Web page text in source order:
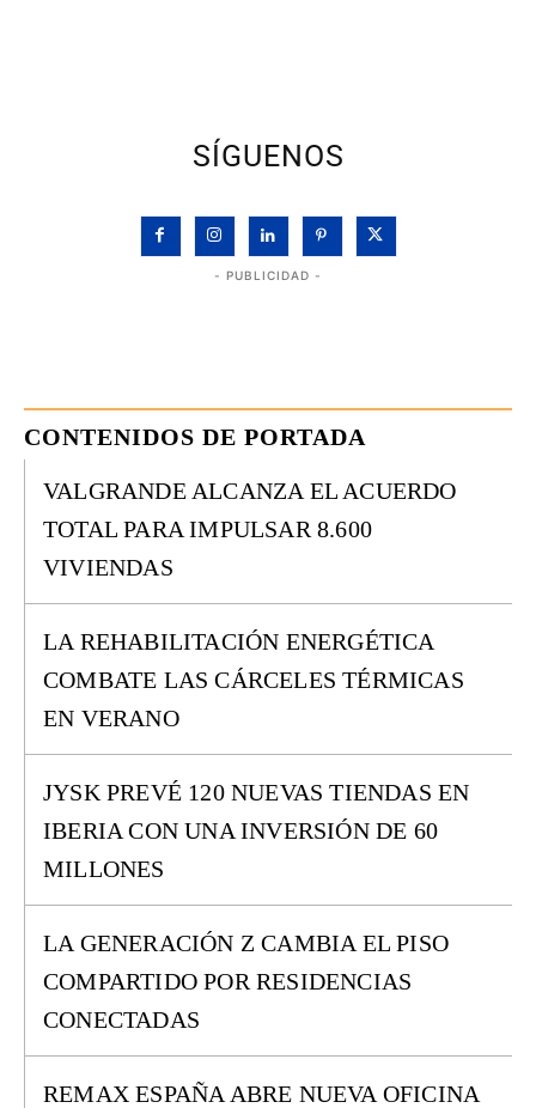
SÍGUENOS
- PUBLICIDAD -
CONTENIDOS DE PORTADA
VALGRANDE ALCANZA EL ACUERDO
TOTAL PARA IMPULSAR 8.600
VIVIENDAS
LA REHABILITACIÓN ENERGÉTICA
COMBATE LAS CÁRCELES TÉRMICAS
EN VERANO
JYSK PREVÉ 120 NUEVAS TIENDAS EN
IBERIA CON UNA INVERSIÓN DE 60
MILLONES
LA GENERACIÓN Z CAMBIA EL PISO
COMPARTIDO POR RESIDENCIAS
CONECTADAS
REMAX ESPAÑA ABRE NUEVA OFICINA